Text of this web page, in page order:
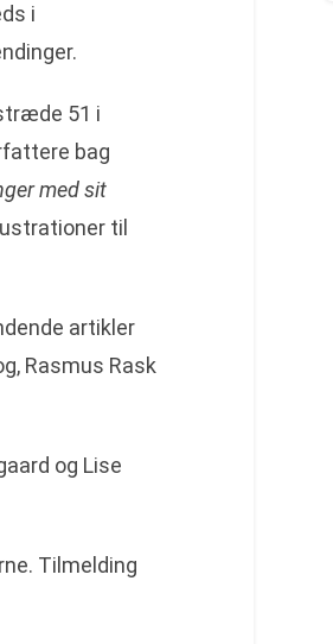
i
51 i
bag
med sit
til
artikler
Rasmus Rask
og Lise
Tilmelding